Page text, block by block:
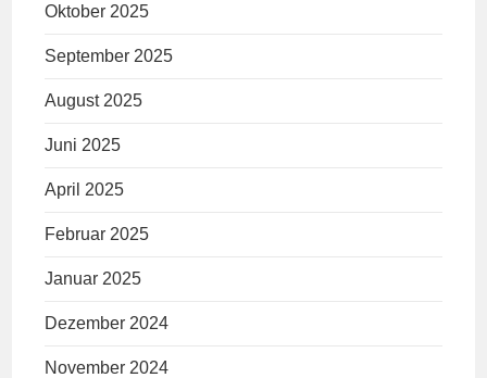
Oktober 2025
September 2025
August 2025
Juni 2025
April 2025
Februar 2025
Januar 2025
Dezember 2024
November 2024